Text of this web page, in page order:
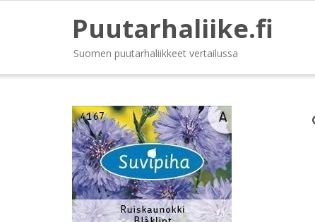
Puutarhaliike.fi
Suomen puutarhaliikkeet vertailussa